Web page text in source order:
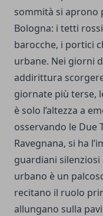
sommità si aprono
Bologna: i tetti
barocche, i portici
urbane. Nei giorni
addirittura
giornate più terse,
è solo l’altezza a
osservando le Due
Ravegnana, si ha
guardiani silenziosi
urbano è un
recitano il ruolo
allungano sulla